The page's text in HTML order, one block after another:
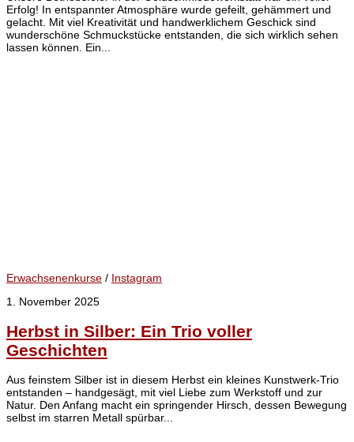
Erfolg! In entspannter Atmosphäre wurde gefeilt, gehämmert und
gelacht. Mit viel Kreativität und handwerklichem Geschick sind
wunderschöne Schmuckstücke entstanden, die sich wirklich sehen
lassen können. Ein...
Erwachsenenkurse / Instagram
1. November 2025
Herbst in Silber: Ein Trio voller
Geschichten
Aus feinstem Silber ist in diesem Herbst ein kleines Kunstwerk-Trio
entstanden – handgesägt, mit viel Liebe zum Werkstoff und zur
Natur. Den Anfang macht ein springender Hirsch, dessen Bewegung
selbst im starren Metall spürbar...